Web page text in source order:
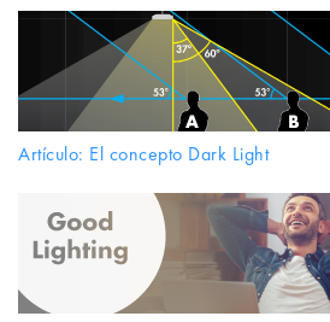
Artículo: El concepto Dark Light